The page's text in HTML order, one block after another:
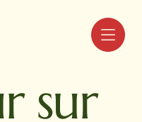
MENU
sur